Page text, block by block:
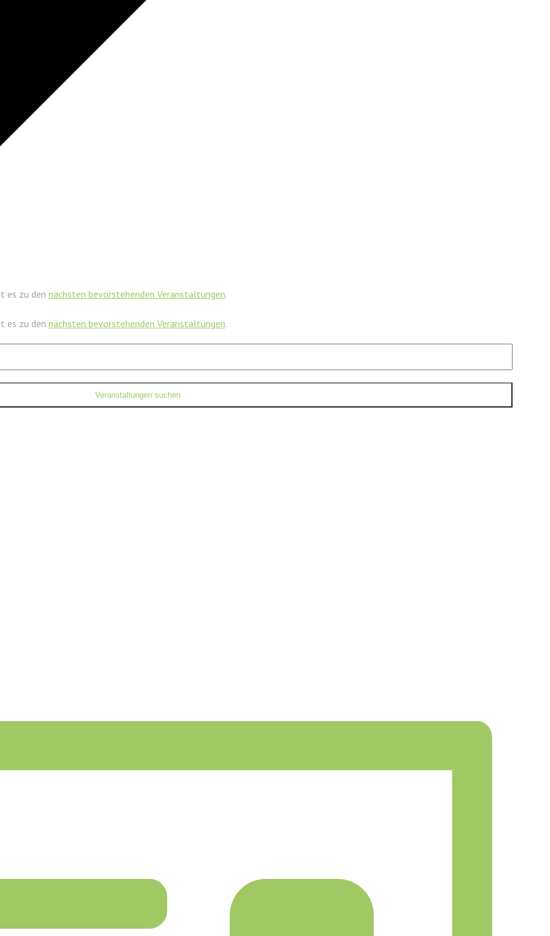
es zu den nächsten bevorstehenden Veranstaltungen.
es zu den nächsten bevorstehenden Veranstaltungen.
Veranstaltungen suchen